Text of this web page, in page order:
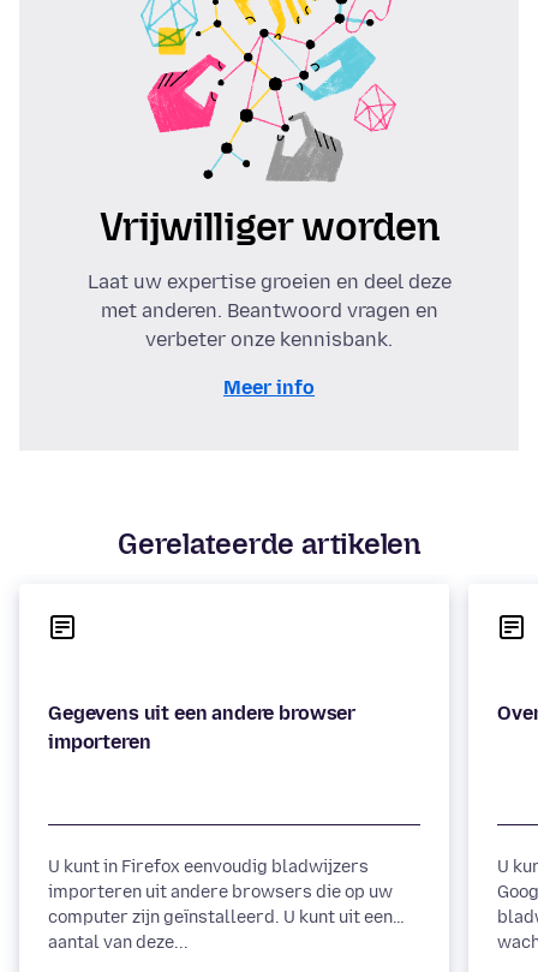
Vrijwilliger worden
Laat uw expertise groeien en deel deze
met anderen. Beantwoord vragen en
verbeter onze kennisbank.
Meer info
Gerelateerde artikelen
Gegevens uit een andere browser
U kunt in Firefox eenvoudig bladwijzers
importeren uit andere browsers die op uw
computer zijn geïnstalleerd. U kunt uit een
aantal van deze...
U